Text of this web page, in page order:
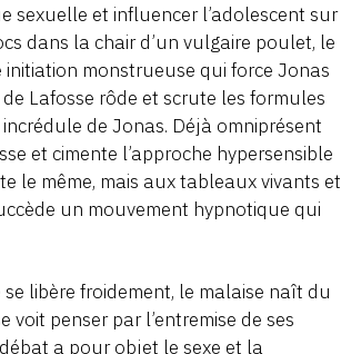
sexuelle et influencer l’adolescent sur
dans la chair d’un vulgaire poulet, le
initiation monstrueuse qui force Jonas
Lafosse rôde et scrute les formules
de Jonas. Déjà omniprésent
et cimente l’approche hypersensible
le même, mais aux tableaux vivants et
un mouvement hypnotique qui
libère froidement, le malaise naît du
penser par l’entremise de ses
a pour objet le sexe et la